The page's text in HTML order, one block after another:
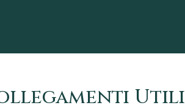
Utili